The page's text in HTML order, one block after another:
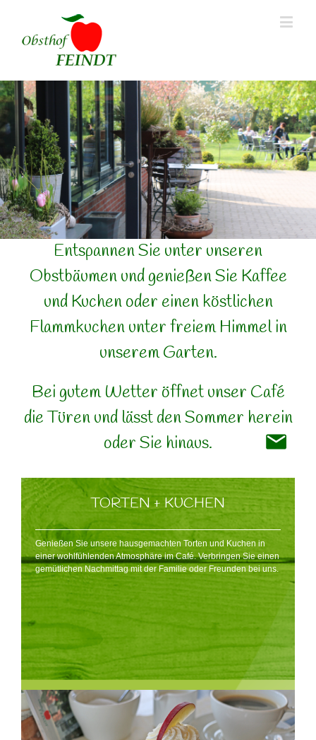
Entspannen Sie unter unseren
Obstbäumen und genießen Sie Kaffee
und Kuchen oder einen köstlichen
Flammkuchen unter freiem Himmel in
unserem Garten.
Bei gutem Wetter öffnet unser Café
die Türen und lässt den Sommer herein
oder Sie hinaus.
TORTEN + KUCHEN
Genießen Sie unsere hausgemachten Torten und Kuchen in
einer wohlfühlenden Atmosphäre im Café. Verbringen Sie einen
gemütlichen Nachmittag mit der Familie oder Freunden bei uns.